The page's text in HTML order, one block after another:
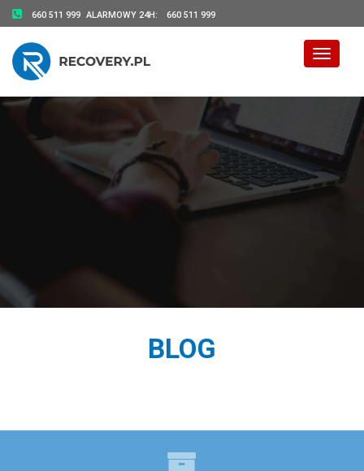
660 511 999 ALARMOWY 24H: 660 511 999
Toggle
BLOG